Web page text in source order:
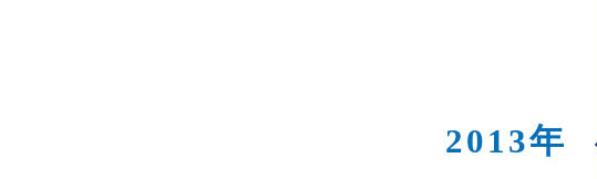
2013年